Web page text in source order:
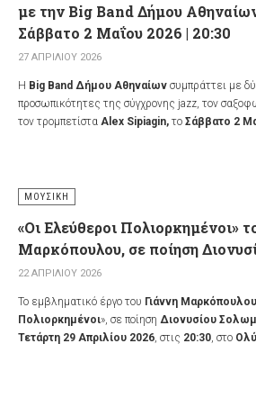
με την Big Band Δήμου
Σάββατο 2 Μαΐου 2026 | 20:30
27 ΑΠΡΙΛΊΟΥ 2026
Η Big Band Δήμου Αθηναίων συμπράττει με
προσωπικότητες της σύγχρονης jazz, τον
τον τρομπετίστα Alex Sipiagin, το Σάββατο 2
της jazz και διαγράψει μακρά πορεία στα
πρόγραμμα που βασίζεται στις δικές τους
ΜΟΥΣΙΚΉ
«Οι Ελεύθεροι Πολιορκημένοι»
Μαρκόπουλου, σε ποίηση
22 ΑΠΡΙΛΊΟΥ 2026
Το εμβληματικό έργο του Γιάννη Μαρκόπουλου
Πολιορκημένοι», σε ποίηση Διονυσίου
Τετάρτη 29 Απριλίου 2026 , στις 20:30 , στο